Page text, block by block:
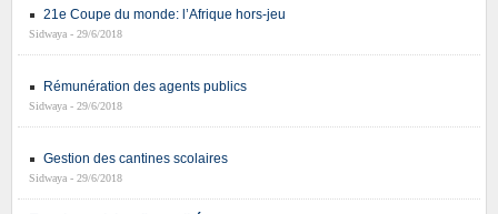
21e Coupe du monde: l’Afrique hors-jeu
Sidwaya - 29/6/2018
Rémunération des agents publics
Sidwaya - 29/6/2018
Gestion des cantines scolaires
Sidwaya - 29/6/2018